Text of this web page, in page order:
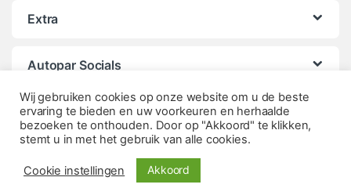
Extra
Autopar Socials
Wij gebruiken cookies op onze website om u de beste
ervaring te bieden en uw voorkeuren en herhaalde
bezoeken te onthouden. Door op "Akkoord" te klikken,
stemt u in met het gebruik van alle cookies.
Cookie instellingen Akkoord